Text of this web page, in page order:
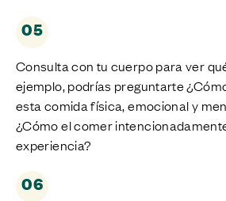
05
Consulta con tu cuerpo para ver
ejemplo, podrías preguntarte
esta comida física, emocional y
¿Cómo el comer
experiencia?
06